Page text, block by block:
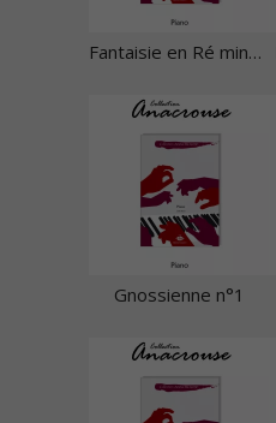
Fantaisie en Ré mineur
Gnossienne n°1